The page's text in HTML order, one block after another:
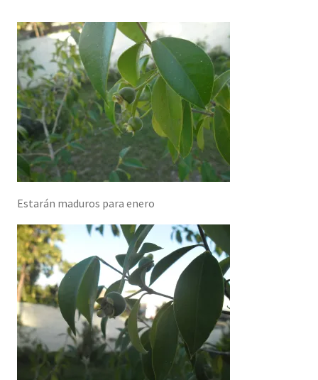
Estarán maduros para enero